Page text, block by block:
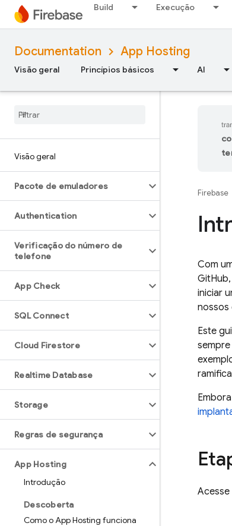
Build Execução
Documentation App Hosting
Visão geral Princípios básicos AI
Visão geral
Pacote de emuladores
Authentication
Verificação do número de
telefone
App Check
SQL Connect
Cloud Firestore
Realtime Database
Storage
Regras de segurança
App Hosting
Introdução
Descoberta
Como o App Hosting funciona
Firebase
Com
iniciar
nossos
Este
Acesse